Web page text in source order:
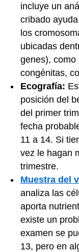
incluye un
cribado
los
ubicadas
genes), como
congénitas,
Ecografía:
posición del
del primer
fecha
11 a 14. Si
vez le hagan
trimestre.
Muestra del
analiza las
aporta
existe un
examen se
13, pero en